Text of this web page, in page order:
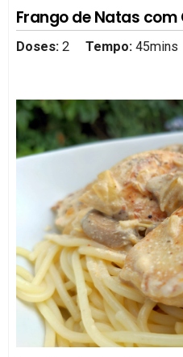
Frango de Natas com
Doses: 2 Tempo: 45mins